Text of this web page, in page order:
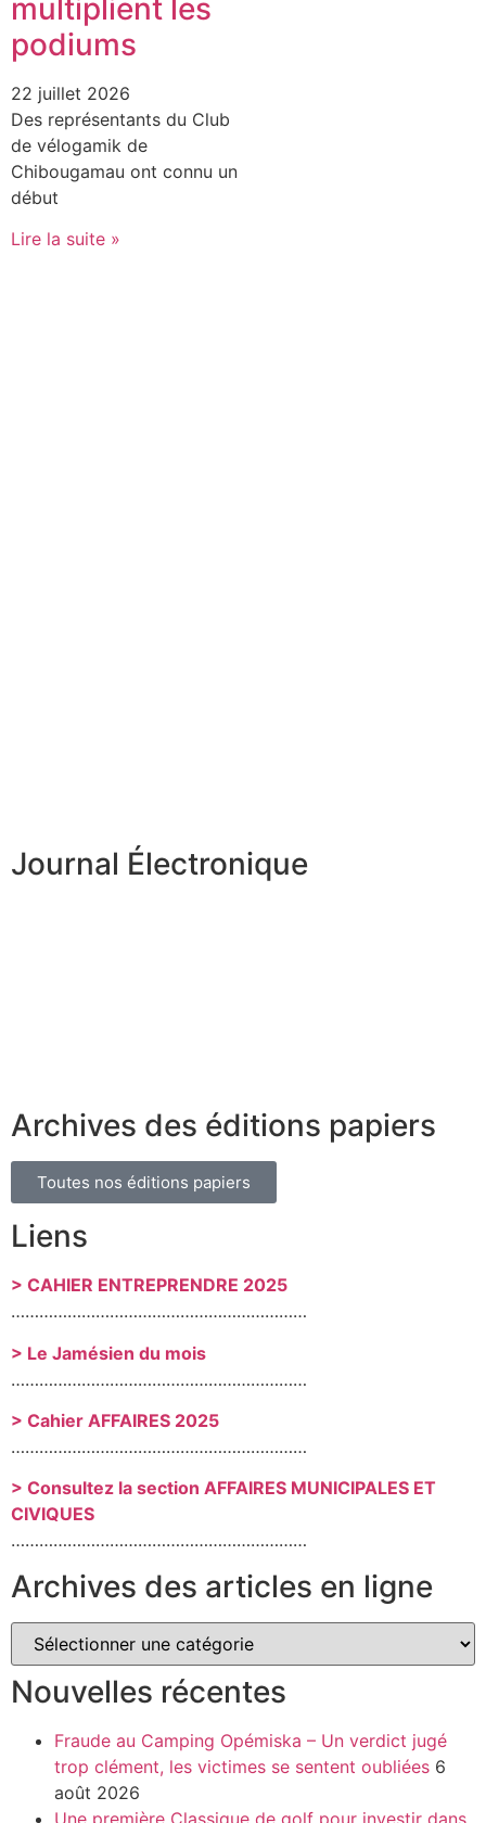
multiplient les
podiums
22 juillet 2026
Des représentants du Club
de vélogamik de
Chibougamau ont connu un
début
Lire la suite »
Journal Électronique
Archives des éditions papiers
Toutes nos éditions papiers
Liens
> CAHIER ENTREPRENDRE 2025
………………………………………………………
> Le Jamésien du mois
………………………………………………………
> Cahier AFFAIRES 2025
………………………………………………………
> Consultez la section AFFAIRES MUNICIPALES ET
CIVIQUES
………………………………………………………
Archives des articles en ligne
Nouvelles récentes
Fraude au Camping Opémiska – Un verdict jugé
trop clément, les victimes se sentent oubliées 6
août 2026
Une première Classique de golf pour investir dans